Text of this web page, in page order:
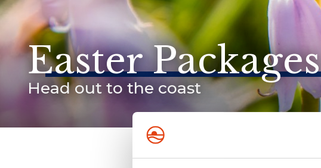
Easter Packages
Head out to the coast